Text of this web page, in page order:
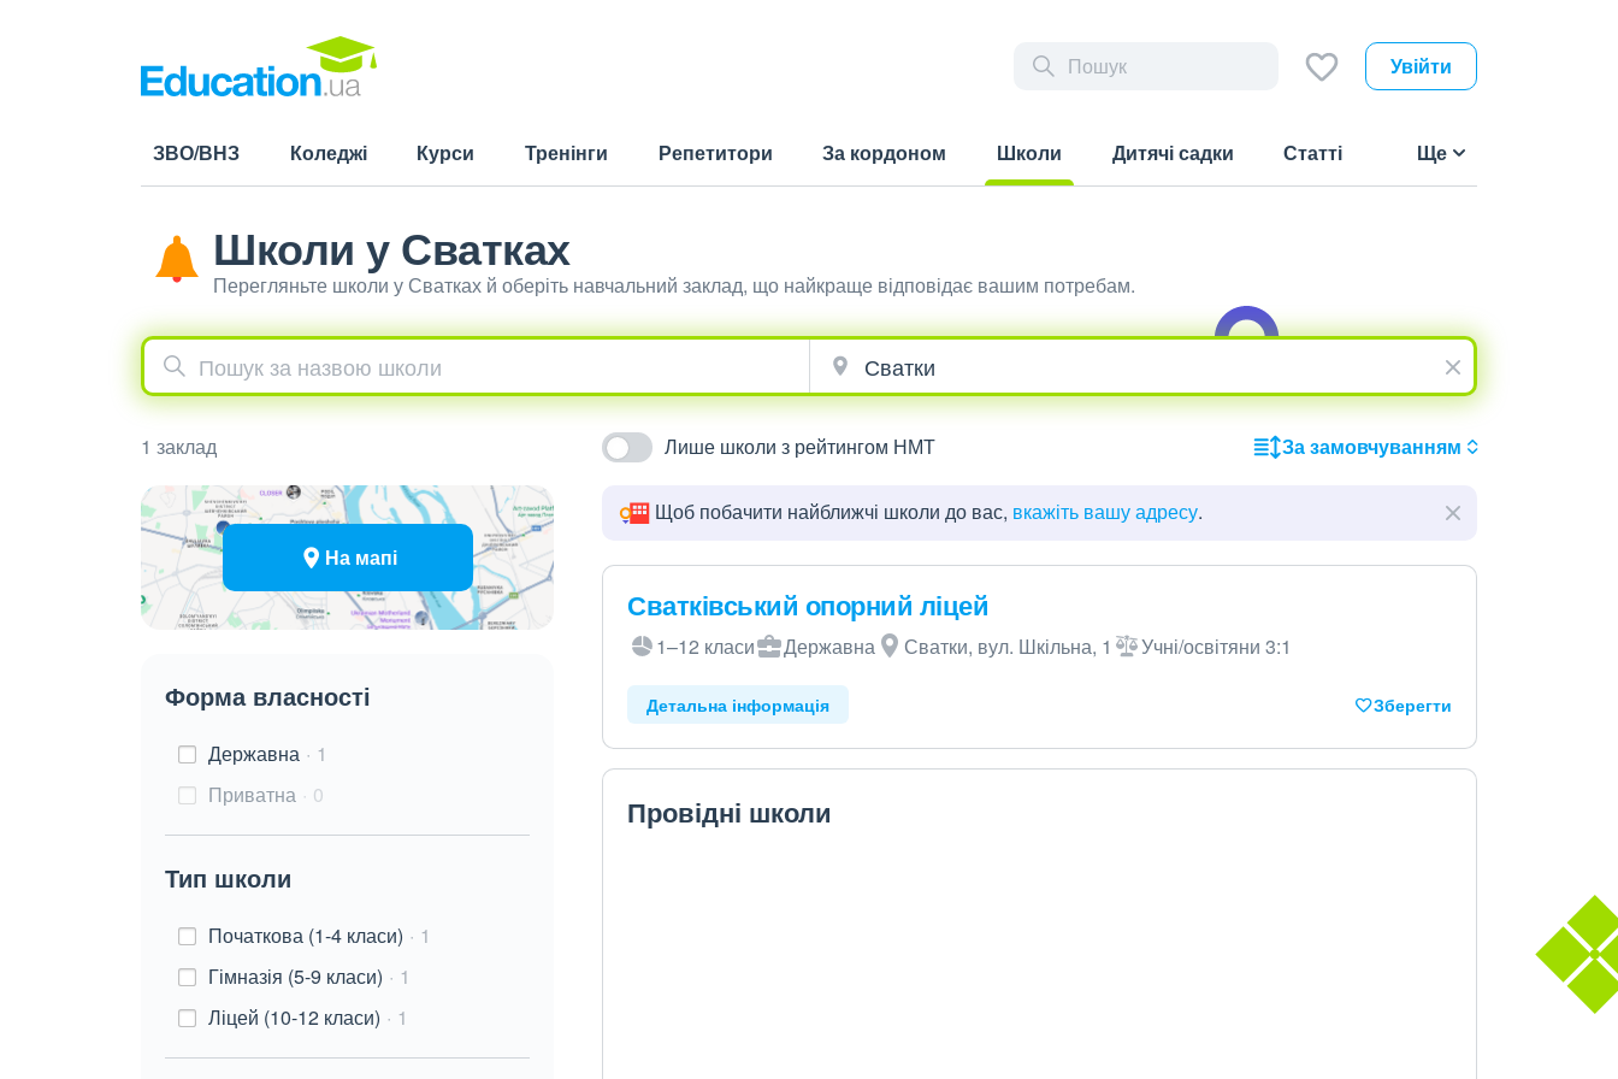
Увійти
ЗВО/ВНЗ Коледжі Курси Тренінги Репетитори За кордоном
Школи
Дитячі садки Статті Ще
Школи у Сватках
Перегляньте школи у Сватках й оберіть навчальний заклад, що найкраще відповідає вашим потребам.
1 заклад Лише школи з рейтингом НМТ За замовчуванням
На мапі
Форма власності
Державна
1
Приватна
0
Тип школи
Початкова (1-4 класи)
1
Гімназія (5-9 класи)
1
Ліцей (10-12 класи)
1
Щоб побачити найближчі школи до вас, вкажіть вашу адресу.
Сватківський опорний ліцей
1–12 класи Державна Сватки, вул. Шкільна, 1 Учні/освітяни 3:1
Детальна інформація Зберегти
Провідні школи